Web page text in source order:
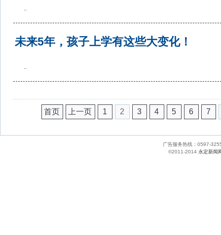
..
未来5年，孩子上学有这些大变化！
..
首页 上一页 1 2 3 4 5 6 7
广告服务热线：0597-
©2011-2014永定新闻